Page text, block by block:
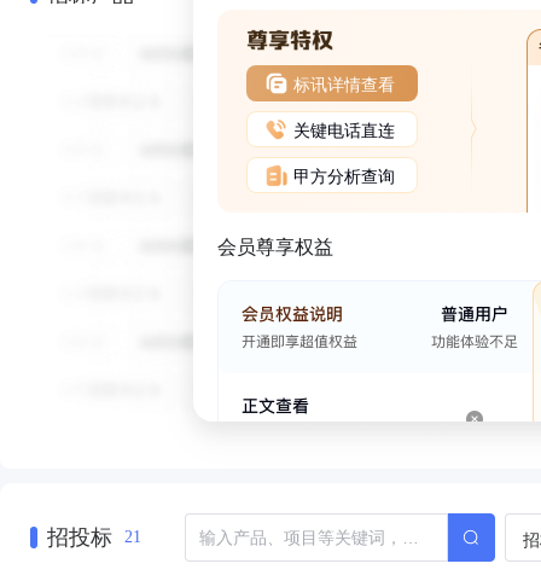
标讯详情查看
关键电话直连
甲方分析查询
会员尊享权益
招投标 21